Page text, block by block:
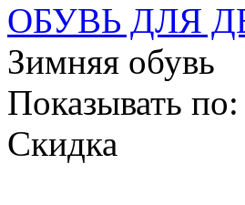
ОБУВЬ ДЛЯ
Зимняя обувь
Показывать по:
Скидка